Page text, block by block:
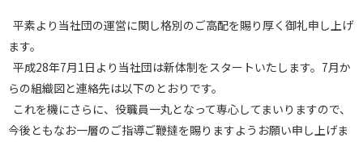
Green Ribbon Campaign
平素より当社団の運営に関し格別のご高配を賜り厚く御礼申し上げ
ます。
平成28年7月1日より当社団は新体制をスタートいたします。7月か
らの組織図と連絡先は以下のとおりです。
これを機にさらに、役職員一丸となって専心してまいりますので、
今後ともなお一層のご指導ご鞭撻を賜りますようお願い申し上げま